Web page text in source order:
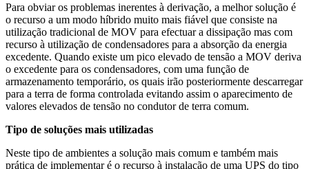
Para obviar os problemas inerentes à derivação, a melhor solução é
o recurso a um modo híbrido muito mais fiável que consiste na
utilização tradicional de MOV para efectuar a dissipação mas com
recurso à utilização de condensadores para a absorção da energia
excedente. Quando existe um pico elevado de tensão a MOV deriva
o excedente para os condensadores, com uma função de
armazenamento temporário, os quais irão posteriormente descarregar
para a terra de forma controlada evitando assim o aparecimento de
valores elevados de tensão no condutor de terra comum.
Tipo de soluções mais utilizadas
Neste tipo de ambientes a solução mais comum e também mais
prática de implementar é o recurso à instalação de uma UPS do tipo